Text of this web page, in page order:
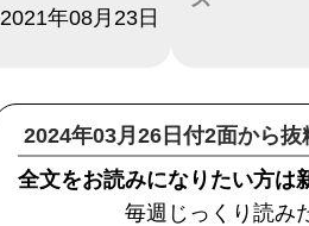
2021年08月23日
2024年03月26日付2面から抜
全文をお読みになりたい方は
毎週じっくり読み